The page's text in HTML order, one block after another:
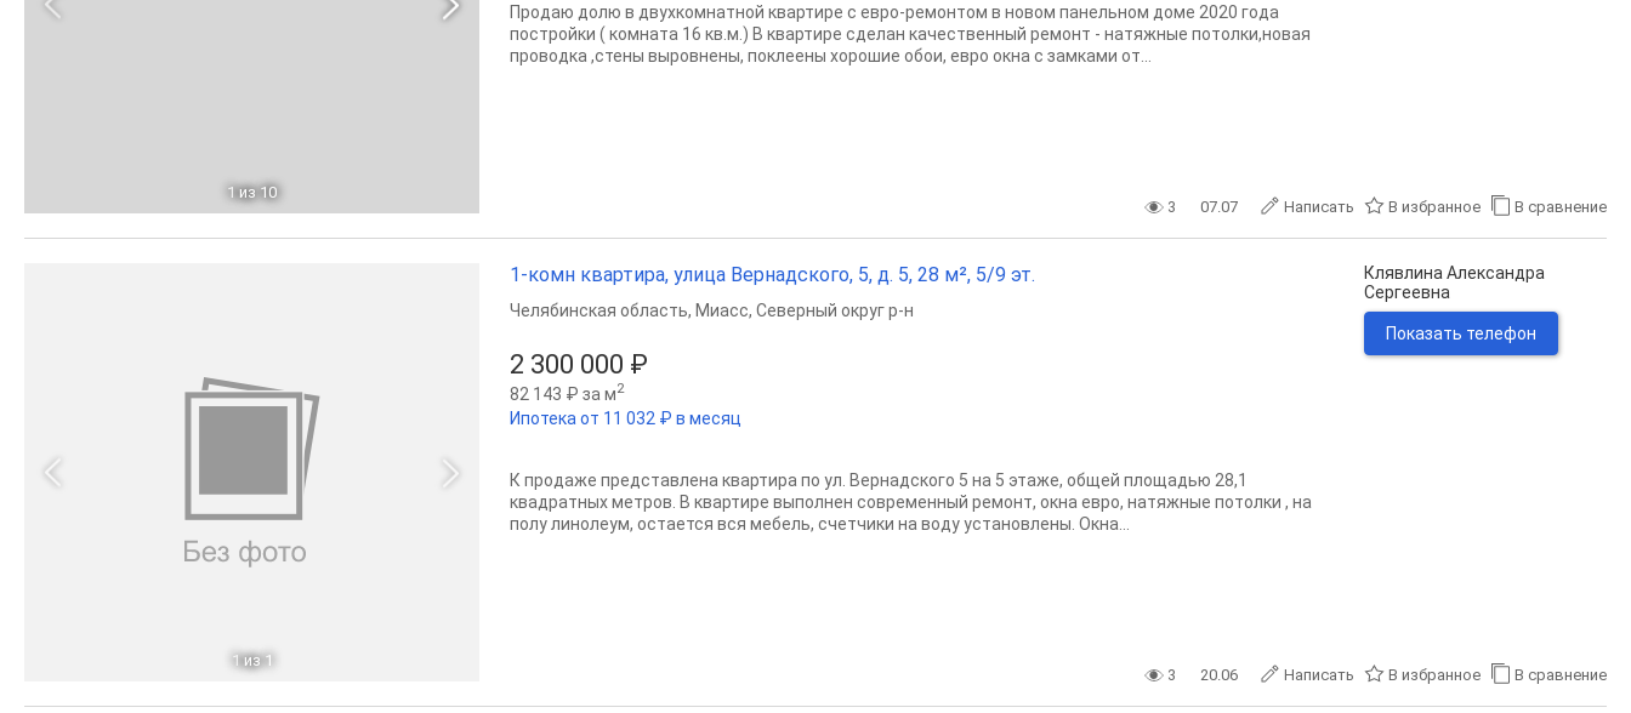
1 из 10
Продаю долю в двухкомнатной квартире с евро-ремонтом в новом панельном доме 2020 года
постройки ( комната 16 кв.м.) В квартире сделан качественный ремонт - натяжные потолки,новая
проводка ,стены выровнены, поклеены хорошие обои, евро окна с замками от...
3 07.07 Написать В избранное В сравнение
1 из 1
1-комн квартира, улица Вернадского, 5, д. 5, 28 м², 5/9 эт.
2 300 000 ₽
82 143 ₽ за м2
Ипотека от 11 032 ₽ в месяц
Челябинская область, Миасс, Северный округ р-н
К продаже представлена квартира по ул. Вернадского 5 на 5 этаже, общей площадью 28,1
квадратных метров. В квартире выполнен современный ремонт, окна евро, натяжные потолки , на
полу линолеум, остается вся мебель, счетчики на воду установлены. Окна...
Клявлина Александра
Сергеевна
Показать телефон
3 20.06 Написать В избранное В сравнение